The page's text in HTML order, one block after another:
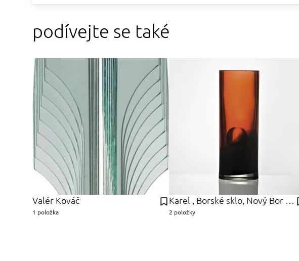
podívejte se také
Valér Kováč
1 položka
Karel , Borské sklo, Nový Bor Wűnsch
2 položky